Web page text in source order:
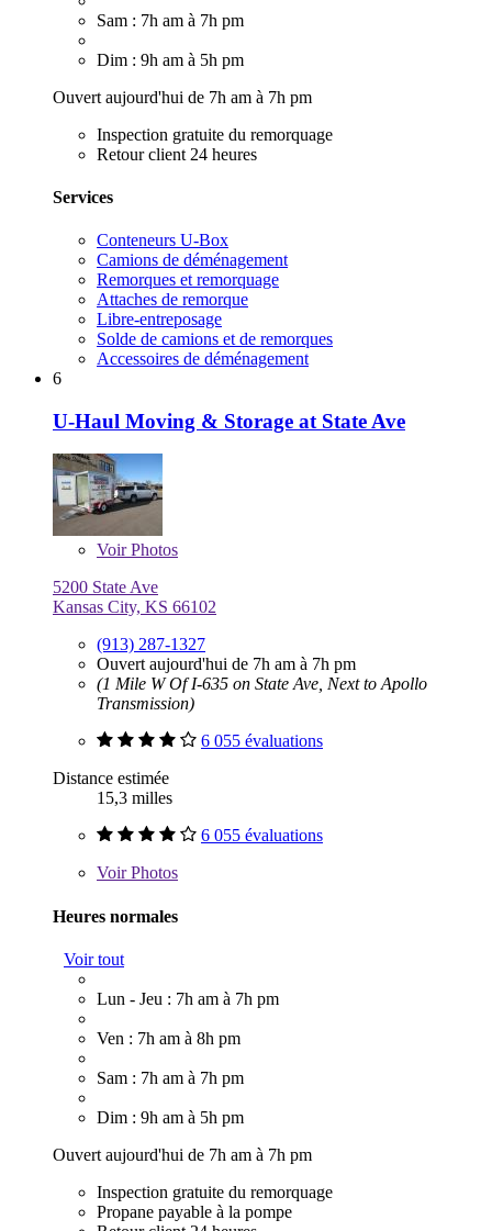
Sam : 7h am à 7h pm
Dim : 9h am à 5h pm
Ouvert aujourd'hui de 7h am à 7h pm
Inspection gratuite du remorquage
Retour client 24 heures
Services
Conteneurs U-Box
Camions de déménagement
Remorques et remorquage
Attaches de remorque
Libre-entreposage
Solde de camions et de remorques
Accessoires de déménagement
6
U-Haul Moving & Storage at State Ave
VoirPhotos
5200 State Ave
Kansas City, KS 66102
(913) 287-1327
Ouvert aujourd'hui de 7h am à 7h pm
(1 Mile W Of I-635 on State Ave, Next to Apollo
Transmission)
6 055 évaluations
Distance estimée
15,3 milles
6 055 évaluations
VoirPhotos
Heures normales
Voir tout
Lun - Jeu : 7h am à 7h pm
Ven : 7h am à 8h pm
Sam : 7h am à 7h pm
Dim : 9h am à 5h pm
Ouvert aujourd'hui de 7h am à 7h pm
Inspection gratuite du remorquage
Propane payable à la pompe